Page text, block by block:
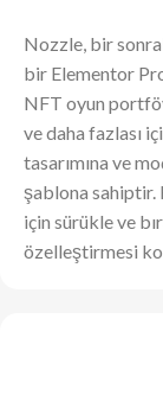
Nozzle, bir
bir Elementor
NFT oyun
ve daha fazlası
tasarımına ve
şablona sahiptir.
için sürükle ve
özelleştirmesi